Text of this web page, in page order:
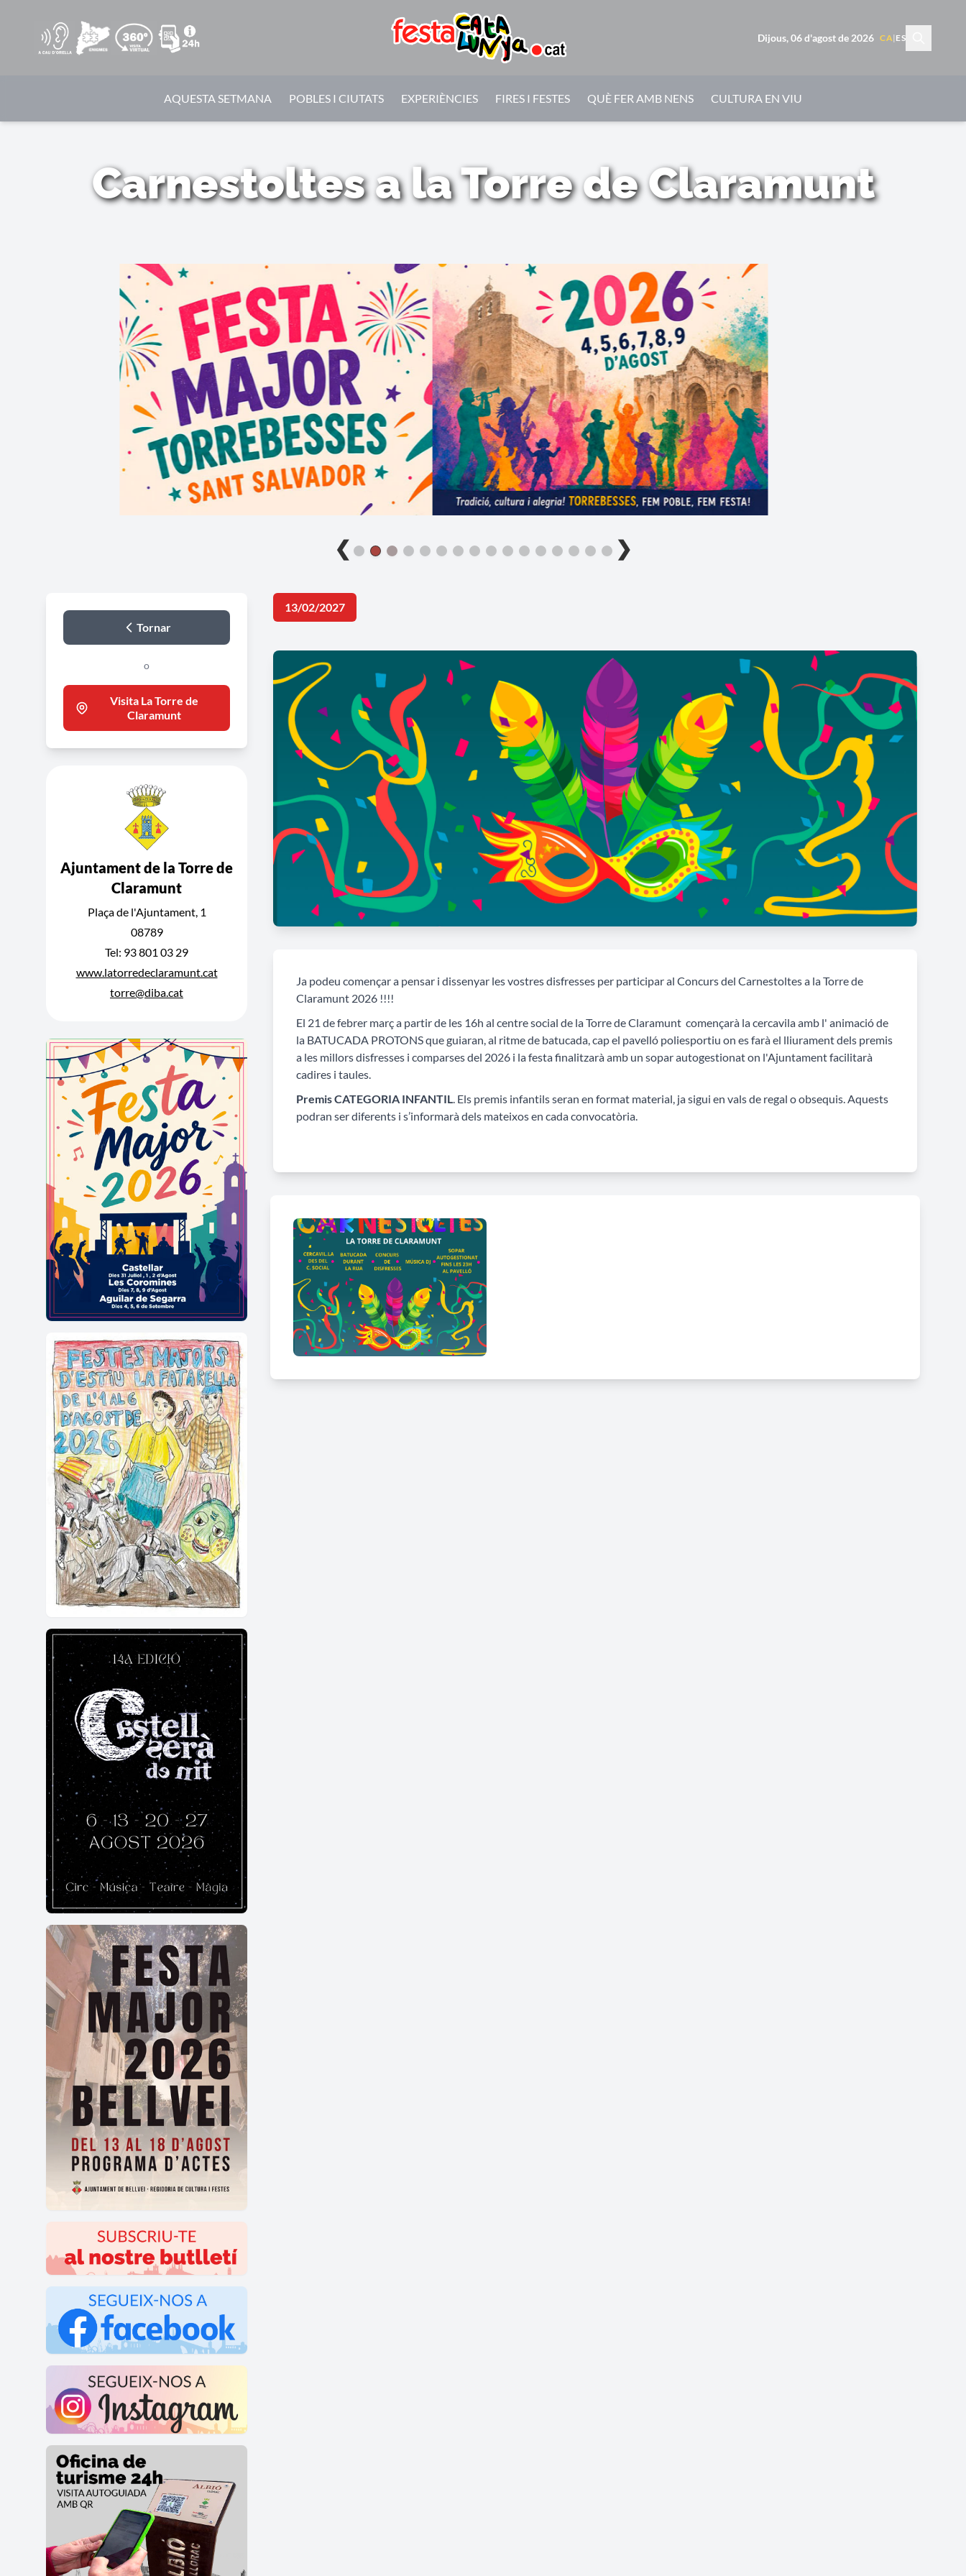
Dijous, 06 d'agost de 2026 CA| ES
AQUESTA SETMANA POBLES I CIUTATS EXPERIÈNCIES FIRES I FESTES QUÈ FER AMB NENS CULTURA EN VIU
Carnestoltes a la Torre de Claramunt
❮ ❯
Tornar
o
Visita La Torre de
Claramunt
Ajuntament de la Torre de
Claramunt
Plaça de l'Ajuntament, 1
08789
Tel: 93 801 03 29
www.latorredeclaramunt.cat
torre@diba.cat
13/02/2027
Ja podeu començar a pensar i dissenyar les vostres disfresses per participar al Concurs del Carnestoltes a la Torre de
Claramunt 2026 !!!!
El 21 de febrer març a partir de les 16h al centre social de la Torre de Claramunt començarà la cercavila amb l' animació de
la BATUCADA PROTONS que guiaran, al ritme de batucada, cap el pavelló poliesportiu on es farà el lliurament dels premis
a les millors disfresses i comparses del 2026 i la festa finalitzarà amb un sopar autogestionat on l'Ajuntament facilitarà
cadires i taules.
Premis CATEGORIA INFANTIL. Els premis infantils seran en format material, ja sigui en vals de regal o obsequis. Aquests
podran ser diferents i s’informarà dels mateixos en cada convocatòria.